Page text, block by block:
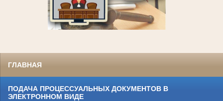
ГЛАВНАЯ
ПОДАЧА ПРОЦЕССУАЛЬНЫХ ДОКУМЕНТОВ В
ЭЛЕКТРОННОМ ВИДЕ